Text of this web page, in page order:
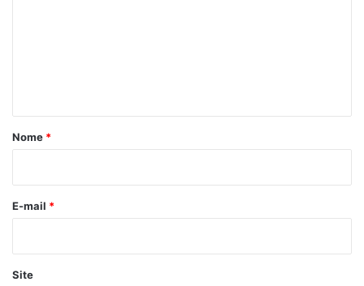
r
*
Nome *
E-mail *
Site